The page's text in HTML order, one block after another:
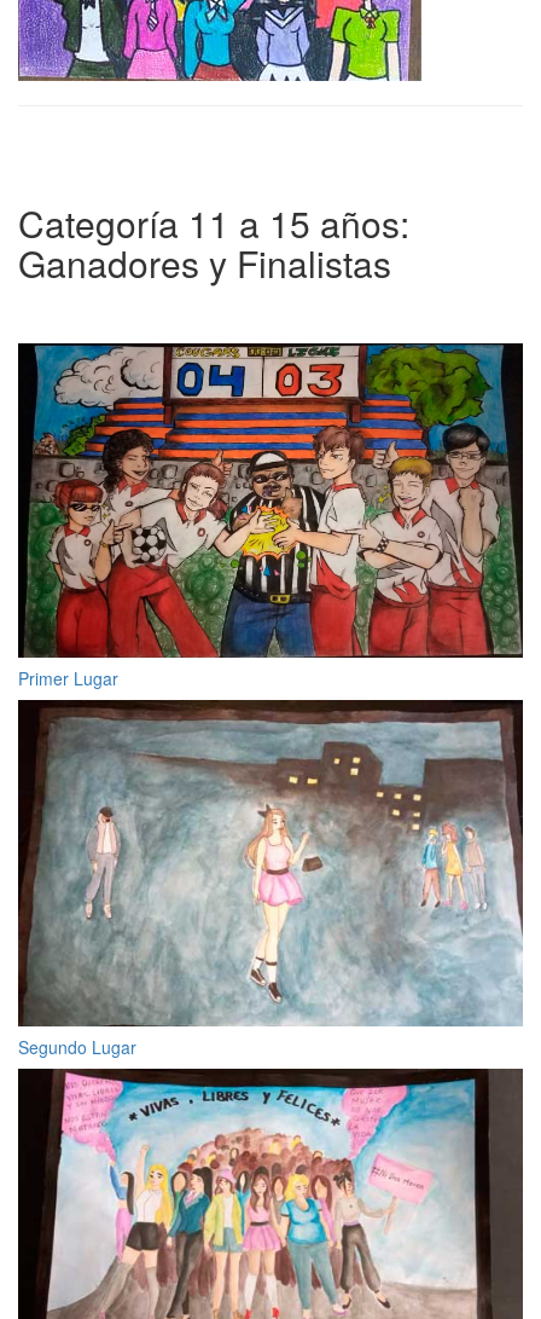
Categoría 11 a 15 años:
Ganadores y Finalistas
Primer Lugar
Segundo Lugar